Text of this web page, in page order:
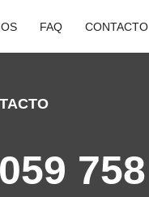
FAQ CONTACTO
758